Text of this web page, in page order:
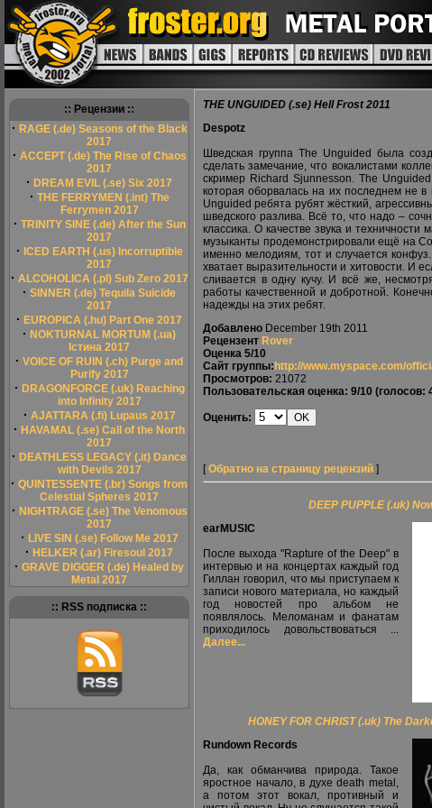
:: Рецензии ::
· RAGE (.de) Seasons of the Black
2017
· ACCEPT (.de) The Rise of Chaos
2017
· DREAM EVIL (.se) Six 2017
· THE FERRYMEN (.int) The
Ferrymen 2017
· TRINITY SINE (.de) After the Sun
2017
· ICED EARTH (.us) Incorruptible
2017
· ALCOHOLICA (.pl) Sub Zero 2017
· SINNER (.de) Tequila Suicide
2017
· EUROPICA (.hu) Part One 2017
· NOKTURNAL MORTUM (.ua)
Істина 2017
· VOICE OF RUIN (.ch) Purge and
Purify 2017
· DRAGONFORCE (.uk) Reaching
into Infinity 2017
· AJATTARA (.fi) Lupaus 2017
· HAVAMAL (.se) Call of the North
2017
· DEATHLESS LEGACY (.it) Dance
with Devils 2017
· QUINTESSENTE (.br) Songs from
Celestial Spheres 2017
· NIGHTRAGE (.se) The Venomous
2017
· LIVE SIN (.se) Follow Me 2017
· HELKER (.ar) Firesoul 2017
· GRAVE DIGGER (.de) Healed by
Metal 2017
:: RSS подписка ::
THE UNGUIDED (.se) Hell Frost 2011
Despotz
Шведская группа The Unguided была
сделать замечание, что вокалистами
скример Richard Sjunnesson. The
которая оборвалась на их последнем не
Unguided ребята рубят жёсткий,
шведского разлива. Всё то, что надо –
классика. О качестве звука и
музыканты продемонстрировали ещё на
именно мелодиям, тот и случается
хватает выразительности и хитовости. И
сливается в одну кучу. И всё же,
работы качественной и добротной.
надежды на этих ребят.
Добавлено December 19th 2011
Рецензент Rover
Оценка 5/10
Сайт группы: http://www.myspace.com/
Просмотров: 21072
Пользовательская оценка: 9/10 (голосов:
Оценить:
[Обратно на страницу рецензий ]
DEEP PUPPLE (.uk)
earMUSIC
После выхода "Rapture of the Deep" в
интервью и на концертах каждый год
Гиллан говорил, что мы приступаем к
записи нового материала, но каждый
год новостей про альбом не
появлялось. Меломанам и фанатам
приходилось довольствоваться ...
Далее...
HONEY FOR CHRIST (.uk) The
Rundown Records
Да, как обманчива природа. Такое
яростное начало, в духе death metal,
а потом этот вокал, противный и